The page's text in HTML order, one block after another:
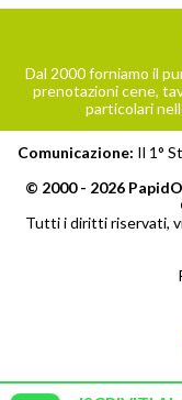
Dal 2000 forniamo il
prenotazioni cene,
particolari
Comunicazione: Il 1°
© 2000 - 2026
Tutti i diritti riservati,